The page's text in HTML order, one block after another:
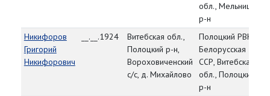
обл., Мельницкий
р-н
Никифоров
Григорий
Никифорович
__.__.1924
Витебская обл.,
Полоцкий р-н,
Вороховиченский
с/с, д. Михайлово
Полоцкий РВК,
Белорусская
ССР, Витебская
обл., Полоцкий
р-н